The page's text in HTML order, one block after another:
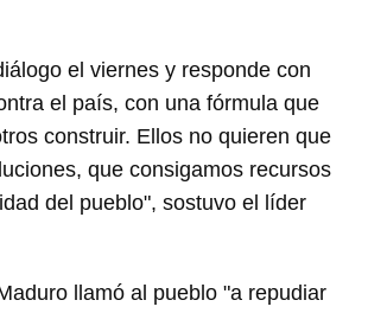
el viernes y responde con
el país, con una fórmula que
construir. Ellos no quieren que
que consigamos recursos
del pueblo", sostuvo el líder
llamó al pueblo "a repudiar